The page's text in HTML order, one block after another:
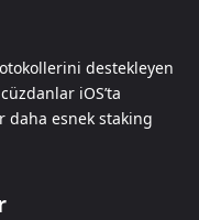
destekleyen
iOS’ta
daha esnek staking